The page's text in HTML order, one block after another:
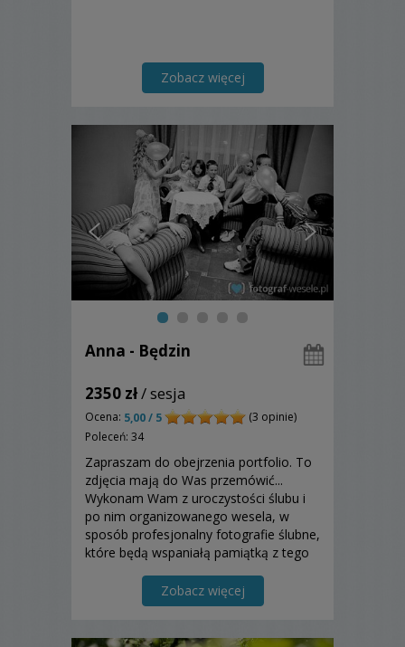
Zobacz więcej
Anna - Będzin
2350 zł/ sesja
Ocena: 5,00 / 5
(3 opinie)
Poleceń: 34
Zapraszam do obejrzenia portfolio. To
zdjęcia mają do Was przemówić...
Wykonam Wam z uroczystości ślubu i
po nim organizowanego wesela, w
sposób profesjonalny fotografie ślubne,
które będą wspaniałą pamiątką z tego
Zobacz więcej